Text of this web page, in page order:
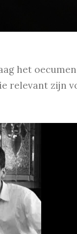
het
relevant zijn